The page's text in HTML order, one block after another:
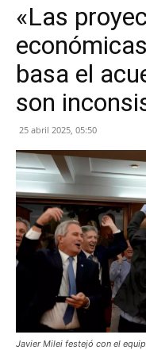
«Las
basa el
son
25 abril 2025, 05:50
Javier Milei festejó con el